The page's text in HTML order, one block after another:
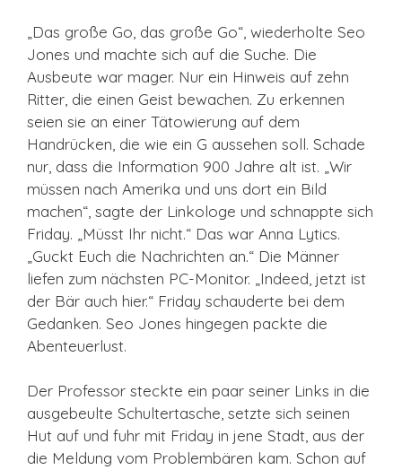
„Das große Go, das große Go“, wiederholte Seo
Jones und machte sich auf die Suche. Die
Ausbeute war mager. Nur ein Hinweis auf zehn
Ritter, die einen Geist bewachen. Zu erkennen
seien sie an einer Tätowierung auf dem
Handrücken, die wie ein G aussehen soll. Schade
nur, dass die Information 900 Jahre alt ist. „Wir
müssen nach Amerika und uns dort ein Bild
machen“, sagte der Linkologe und schnappte sich
Friday. „Müsst Ihr nicht.“ Das war Anna Lytics.
„Guckt Euch die Nachrichten an.“ Die Männer
liefen zum nächsten PC-Monitor. „Indeed, jetzt ist
der Bär auch hier.“ Friday schauderte bei dem
Gedanken. Seo Jones hingegen packte die
Abenteuerlust.
Der Professor steckte ein paar seiner Links in die
ausgebeulte Schultertasche, setzte sich seinen
Hut auf und fuhr mit Friday in jene Stadt, aus der
die Meldung vom Problembären kam. Schon auf